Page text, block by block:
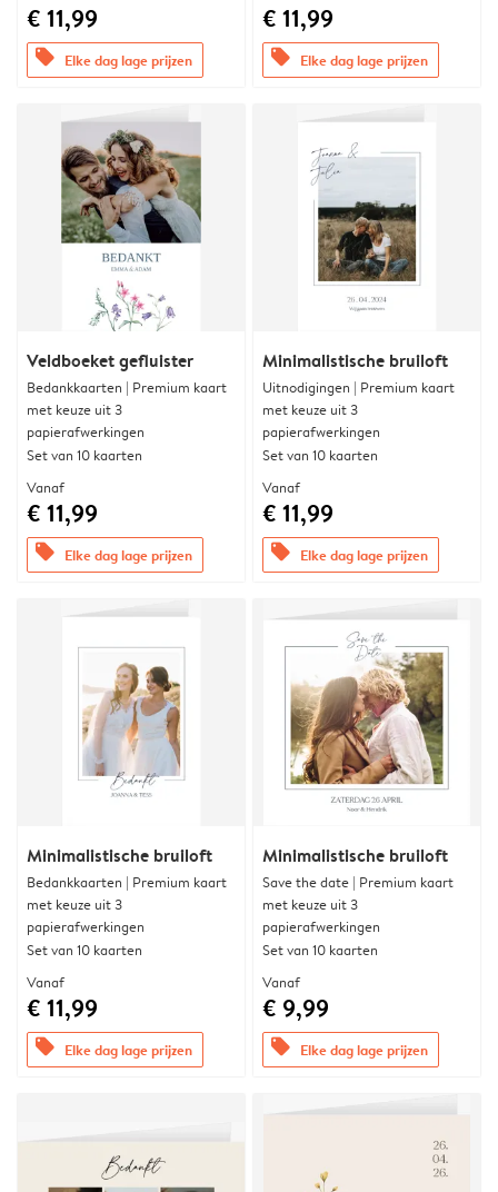
€ 11,99
offers Elke dag lage prijzen
€ 11,99
offers Elke dag lage prijzen
Veldboeket gefluister
Bedankkaarten | Premium kaart
met keuze uit 3
papierafwerkingen
Set van 10 kaarten
Vanaf
€ 11,99
offers Elke dag lage prijzen
Minimalistische bruiloft
Uitnodigingen | Premium kaart
met keuze uit 3
papierafwerkingen
Set van 10 kaarten
Vanaf
€ 11,99
offers Elke dag lage prijzen
Minimalistische bruiloft
Bedankkaarten | Premium kaart
met keuze uit 3
papierafwerkingen
Set van 10 kaarten
Vanaf
€ 11,99
offers Elke dag lage prijzen
Minimalistische bruiloft
Save the date | Premium kaart
met keuze uit 3
papierafwerkingen
Set van 10 kaarten
Vanaf
€ 9,99
offers Elke dag lage prijzen